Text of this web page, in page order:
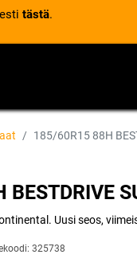
tästä.
185/60R15 88H
Uusi seos,
325738